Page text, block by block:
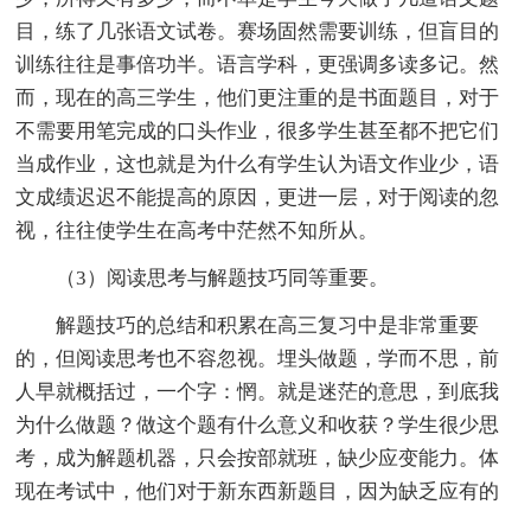
目，练了几张语文试卷。赛场固然需要训练，但盲目的
训练往往是事倍功半。语言学科，更强调多读多记。然
而，现在的高三学生，他们更注重的是书面题目，对于
不需要用笔完成的口头作业，很多学生甚至都不把它们
当成作业，这也就是为什么有学生认为语文作业少，语
文成绩迟迟不能提高的原因，更进一层，对于阅读的忽
视，往往使学生在高考中茫然不知所从。
（3）阅读思考与解题技巧同等重要。
解题技巧的总结和积累在高三复习中是非常重要
的，但阅读思考也不容忽视。埋头做题，学而不思，前
人早就概括过，一个字：惘。就是迷茫的意思，到底我
为什么做题？做这个题有什么意义和收获？学生很少思
考，成为解题机器，只会按部就班，缺少应变能力。体
现在考试中，他们对于新东西新题目，因为缺乏应有的